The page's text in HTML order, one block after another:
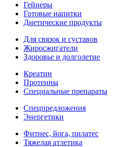
Гейнеры
Готовые напитки
Диетические продукты
Для связок и суставов
Жиросжигатели
Здоровье и долголетие
Креатин
Протеины
Специальные препараты
Спецпредложения
Энергетики
Фитнес, йога, пилатес
Тяжелая атлетика